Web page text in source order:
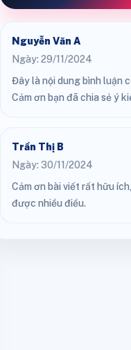
Nguyễn Văn A
Ngày: 29/11/2024
Đây là nội dung bình luận
Cảm ơn bạn đã chia sẻ ý
Trần Thị B
Ngày: 30/11/2024
Cảm ơn bài viết rất hữu
được nhiều điều.